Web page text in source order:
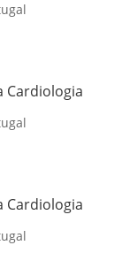
Cardiologia
Cardiologia